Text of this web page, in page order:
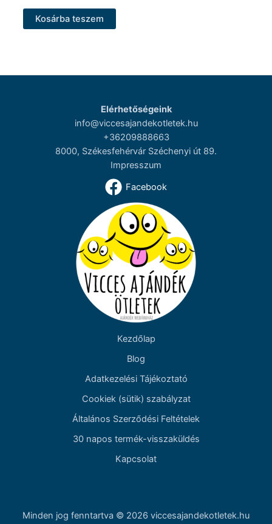
Kosárba teszem
Elérhetőségeink
info@viccesajandekotletek.hu
+36209888663
8000, Székesfehérvár Széchenyi út 89.
Impresszum
Facebook
Kezdőlap
Blog
Adatkezelési Tájékoztató
Cookiek (sütik) szabályzat
Általános Szerződési Feltételek
30 napos termék-visszaküldés
Kapcsolat
Minden jog fenntartva © 2026 viccesajandekotletek.hu